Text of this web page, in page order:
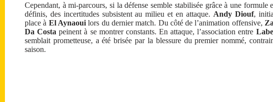
Cependant, à mi-parcours, si la défense semble stabilisée grâce à une formule
définis, des incertitudes subsistent au milieu et en attaque. Andy Diouf,
place à El Aynaouilors du dernier match. Du côté de l’animation offensive,
Da Costa peinent à se montrer constants. En attaque, l’association entre
semblait prometteuse, a été brisée par la blessure du premier nommé,
saison.